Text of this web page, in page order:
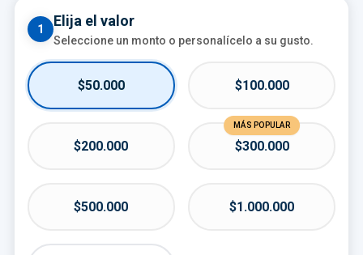
1 Elija el valor
Seleccione un monto o personalícelo a su gusto.
$50.000 $100.000
$200.000
MÁS POPULAR
$300.000
$500.000 $1.000.000